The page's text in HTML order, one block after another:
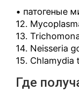
• патогеные
12.
13.
14. Neisseria
15. Chlamydia
Где